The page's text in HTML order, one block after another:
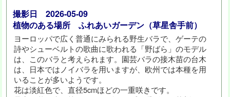
撮影日 2026-05-09
植物のある場所 ふれあいガーデン（草星舎手前）
ヨーロッパで広く普通にみられる野生バラで、ゲーテの
詩やシューベルトの歌曲に歌われる「野ばら」のモデル
は、このバラと考えられます。園芸バラの接木苗の台木
は、日本ではノイバラを用いますが、欧州では本種を用
いることが多いようです。
花は淡紅色で、直径5cmほどの一重咲きです。